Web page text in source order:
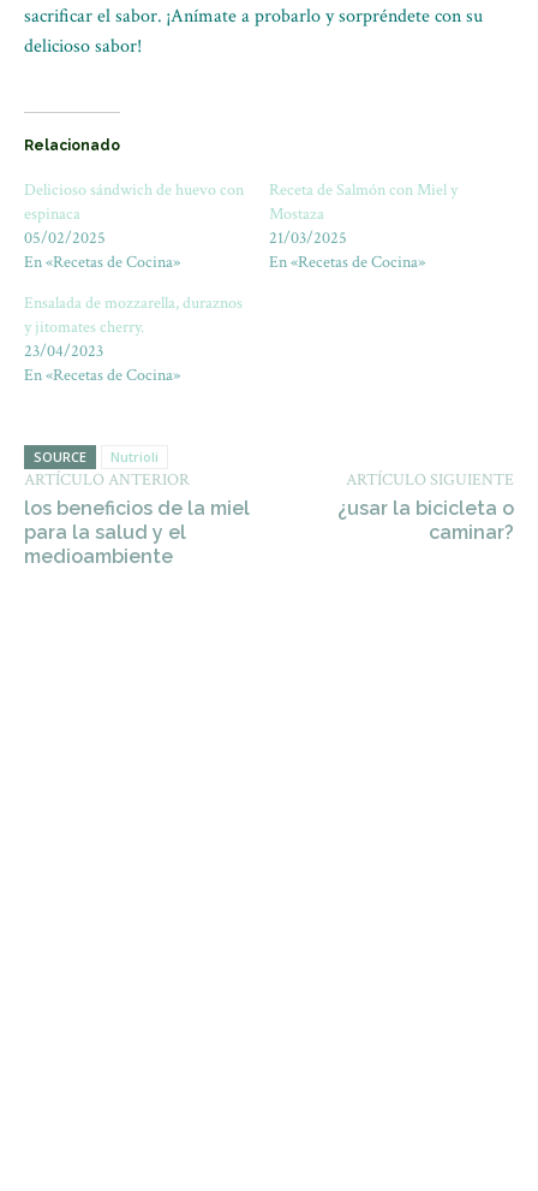
sacrificar el sabor. ¡Anímate a probarlo y sorpréndete con su
delicioso sabor!
Relacionado
Delicioso sándwich de huevo con
espinaca
05/02/2025
En «Recetas de Cocina»
Receta de Salmón con Miel y
Mostaza
21/03/2025
En «Recetas de Cocina»
Ensalada de mozzarella, duraznos
y jitomates cherry.
23/04/2023
En «Recetas de Cocina»
SOURCE Nutrioli
ARTÍCULO ANTERIOR
los beneficios de la miel
para la salud y el
medioambiente
ARTÍCULO SIGUIENTE
¿usar la bicicleta o
caminar?